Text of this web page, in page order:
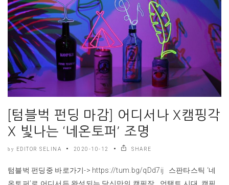
[텀블벅 펀딩 마감] 어디서나 X캠핑각
X 빛나는 ‘네온토퍼’ 조명
by EDITOR SELINA 2020-10-12 SHARE
텀블벅 펀딩중 바로가기-> https://tum.bg/qDd7ij 스판타스틱 ‘네